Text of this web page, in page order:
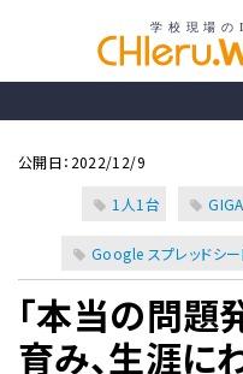
公開日：2022/12/9
1人1台
Google スプレッドシー
「本当の問題
育み、生涯に